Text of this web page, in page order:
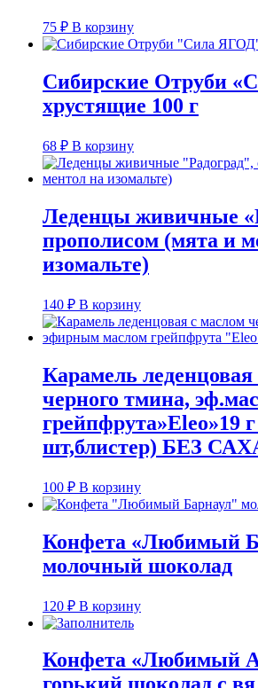
75 ₽ В корзину
Сибирские Отруби
хрустящие 100 г
68 ₽ В корзину
Леденцы живичные
прополисом (мята и
изомальте)
140 ₽ В корзину
Карамель
черного тмина,
грейпфрута»Eleo»19
шт,блистер) БЕЗ
100 ₽ В корзину
Конфета «Любимый
молочный шоколад
120 ₽ В корзину
Конфета «Любимый